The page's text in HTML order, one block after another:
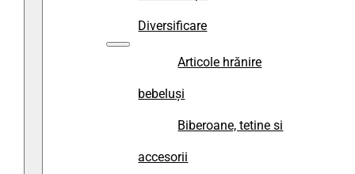
Diversificare
Articole hrănire
bebeluși
Biberoane, tetine si
accesorii